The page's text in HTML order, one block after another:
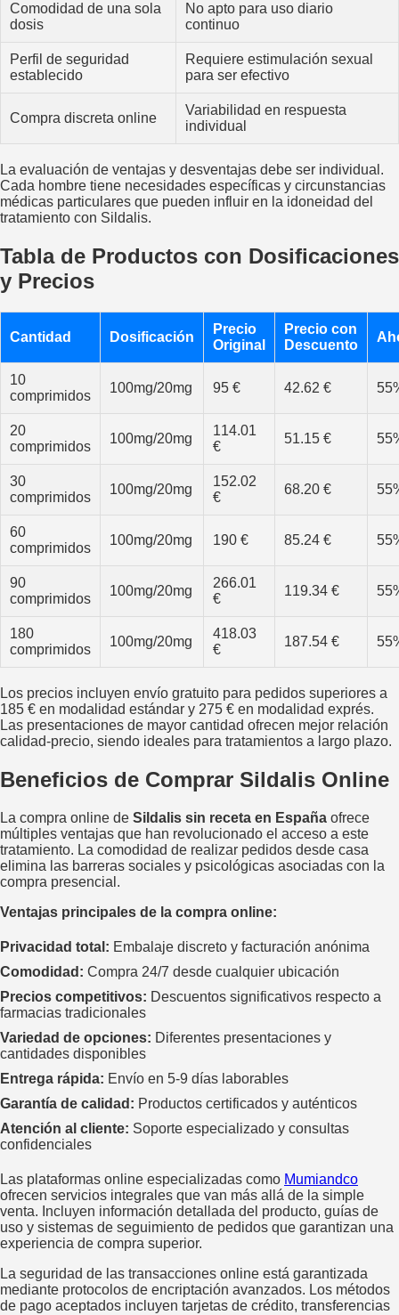
Comodidad de una sola
dosis
No apto para uso diario
continuo
Perfil de seguridad
establecido
Requiere estimulación sexual
para ser efectivo
Compra discreta online
Variabilidad en respuesta
individual
La evaluación de ventajas y desventajas debe ser individual.
Cada hombre tiene necesidades específicas y circunstancias
médicas particulares que pueden influir en la idoneidad del
tratamiento con Sildalis.
Tabla de Productos con Dosificaciones
y Precios
Cantidad Dosificación
Precio
Original
Precio con
Descuento
10
comprimidos
100mg/20mg 95 € 42.62 €
20
comprimidos
100mg/20mg
114.01
€
51.15 €
30
comprimidos
100mg/20mg
152.02
€
68.20 €
60
comprimidos
100mg/20mg 190 € 85.24 €
90
comprimidos
100mg/20mg
266.01
€
119.34 €
180
comprimidos
100mg/20mg
418.03
€
187.54 €
Los precios incluyen envío gratuito para pedidos superiores a
185 € en modalidad estándar y 275 € en modalidad exprés.
Las presentaciones de mayor cantidad ofrecen mejor relación
calidad-precio, siendo ideales para tratamientos a largo plazo.
Beneficios de Comprar Sildalis Online
La compra online de Sildalis sin receta en España ofrece
múltiples ventajas que han revolucionado el acceso a este
tratamiento. La comodidad de realizar pedidos desde casa
elimina las barreras sociales y psicológicas asociadas con la
compra presencial.
Ventajas principales de la compra online:
Privacidad total: Embalaje discreto y facturación anónima
Comodidad: Compra 24/7 desde cualquier ubicación
Precios competitivos: Descuentos significativos respecto a
farmacias tradicionales
Variedad de opciones: Diferentes presentaciones y
cantidades disponibles
Entrega rápida: Envío en 5-9 días laborables
Garantía de calidad: Productos certificados y auténticos
Atención al cliente: Soporte especializado y consultas
confidenciales
Las plataformas online especializadas como Mumiandco
ofrecen servicios integrales que van más allá de la simple
venta. Incluyen información detallada del producto, guías de
uso y sistemas de seguimiento de pedidos que garantizan una
experiencia de compra superior.
La seguridad de las transacciones online está garantizada
mediante protocolos de encriptación avanzados. Los métodos
de pago aceptados incluyen tarjetas de crédito, transferencias